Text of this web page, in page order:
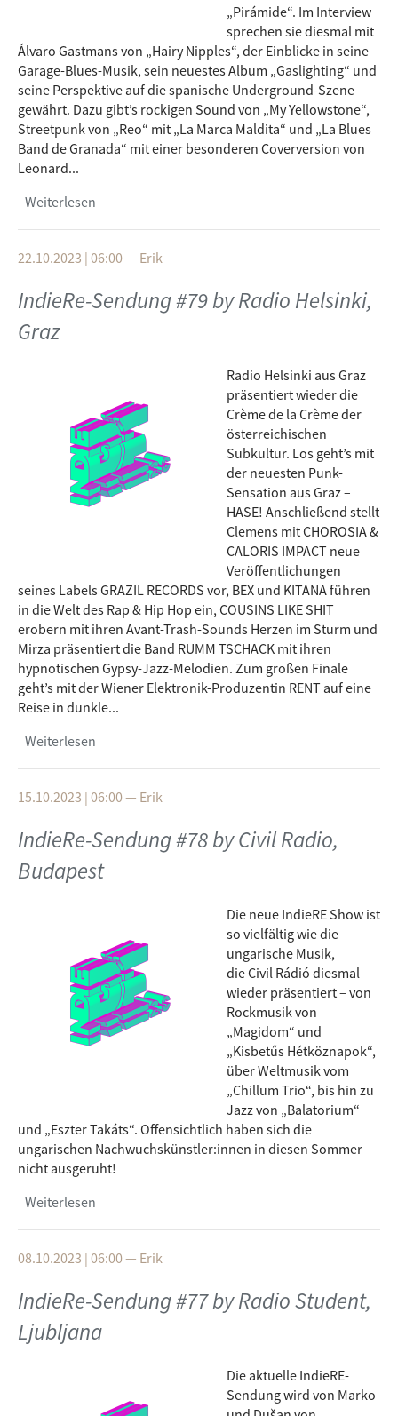
„Pirámide“. Im Interview
sprechen sie diesmal mit
Álvaro Gastmans von „Hairy Nipples“, der Einblicke in seine
Garage-Blues-Musik, sein neuestes Album „Gaslighting“ und
seine Perspektive auf die spanische Underground-Szene
gewährt. Dazu gibt’s rockigen Sound von „My Yellowstone“,
Streetpunk von „Reo“ mit „La Marca Maldita“ und „La Blues
Band de Granada“ mit einer besonderen Coverversion von
Leonard...
Weiterlesen
22.10.2023 | 06:00— Erik
IndieRe-Sendung #79 by Radio Helsinki,
Graz
Radio Helsinki aus Graz
präsentiert wieder die
Crème de la Crème der
österreichischen
Subkultur. Los geht’s mit
der neuesten Punk-
Sensation aus Graz –
HASE! Anschließend stellt
Clemens mit CHOROSIA &
CALORIS IMPACT neue
Veröffentlichungen
seines Labels GRAZIL RECORDS vor, BEX und KITANA führen
in die Welt des Rap & Hip Hop ein, COUSINS LIKE SHIT
erobern mit ihren Avant-Trash-Sounds Herzen im Sturm und
Mirza präsentiert die Band RUMM TSCHACK mit ihren
hypnotischen Gypsy-Jazz-Melodien. Zum großen Finale
geht’s mit der Wiener Elektronik-Produzentin RENT auf eine
Reise in dunkle...
Weiterlesen
15.10.2023 | 06:00— Erik
IndieRe-Sendung #78 by Civil Radio,
Budapest
Die neue IndieRE Show ist
so vielfältig wie die
ungarische Musik,
die Civil Rádió diesmal
wieder präsentiert – von
Rockmusik von
„Magidom“ und
„Kisbetűs Hétköznapok“,
über Weltmusik vom
„Chillum Trio“, bis hin zu
Jazz von „Balatorium“
und „Eszter Takáts“. Offensichtlich haben sich die
ungarischen Nachwuchskünstler:innen in diesen Sommer
nicht ausgeruht!
Weiterlesen
08.10.2023 | 06:00— Erik
IndieRe-Sendung #77 by Radio Student,
Ljubljana
Die aktuelle IndieRE-
Sendung wird von Marko